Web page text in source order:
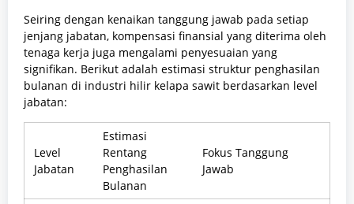
Seiring dengan kenaikan tanggung jawab pada setiap
jenjang jabatan, kompensasi finansial yang diterima oleh
tenaga kerja juga mengalami penyesuaian yang
signifikan. Berikut adalah estimasi struktur penghasilan
bulanan di industri hilir kelapa sawit berdasarkan level
jabatan:
Level
Jabatan
Estimasi
Rentang
Penghasilan
Bulanan
Fokus Tanggung
Jawab